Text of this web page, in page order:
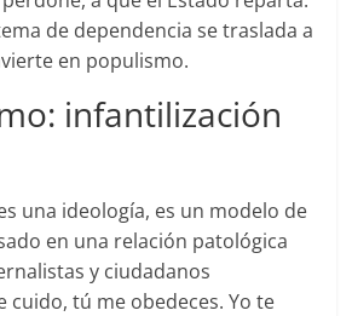
de dependencia se traslada a
en populismo.
infantilización
una ideología, es un modelo de
en una relación patológica
y ciudadanos
cuido, tú me obedeces. Yo te